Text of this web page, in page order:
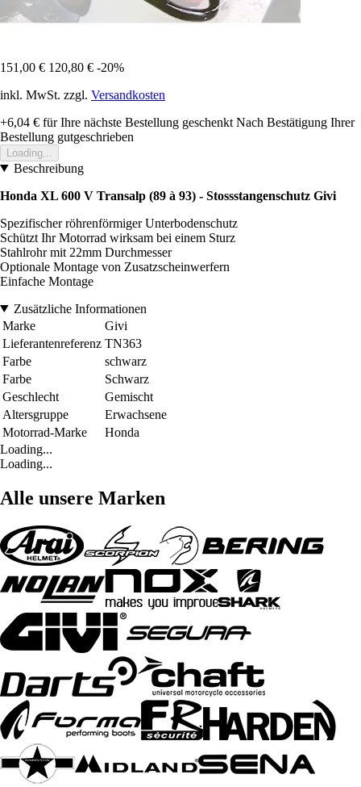
151,00 € 120,80 € -20%
inkl. MwSt. zzgl. Versandkosten
+6,04 € für Ihre nächste Bestellung geschenkt Nach Bestätigung Ihrer
Bestellung gutgeschrieben
Loading...
Beschreibung
Honda XL 600 V Transalp (89 à 93) - Stossstangenschutz Givi
Spezifischer röhrenförmiger Unterbodenschutz
Schützt Ihr Motorrad wirksam bei einem Sturz
Stahlrohr mit 22mm Durchmesser
Optionale Montage von Zusatzscheinwerfern
Einfache Montage
Zusätzliche Informationen
Marke
Givi
Lieferantenreferenz TN363
Farbe
schwarz
Farbe
Schwarz
Geschlecht
Gemischt
Altersgruppe
Erwachsene
Motorrad-Marke
Honda
Loading...
Loading...
Alle unsere Marken